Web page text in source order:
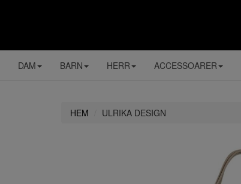
DAM BARN HERR ACCESSOARER
HEM ULRIKA DESIGN